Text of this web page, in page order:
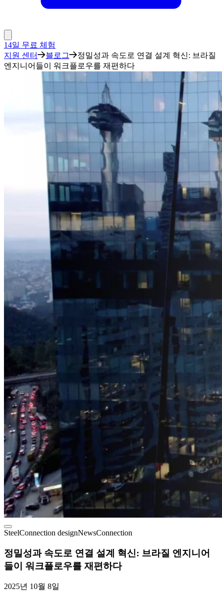
14일 무료 체험
지원 센터
블로그
정밀성과 속도로 연결 설계 혁신: 브라질
엔지니어들이 워크플로우를 재편하다
SteelConnection designNewsConnection
정밀성과 속도로 연결 설계 혁신: 브라질 엔지니어
들이 워크플로우를 재편하다
2025년 10월 8일